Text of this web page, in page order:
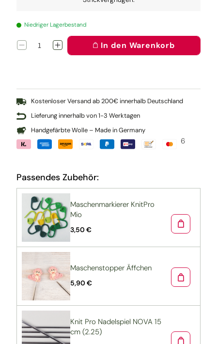
Niedriger Lagerbestand
Verringere
Markise
Erhöhe
Markise
In den Warenkorb
Kostenloser Versand ab 200€ innerhalb Deutschland
Lieferung innerhalb von 1-3 Werktagen
Handgefärbte Wolle – Made in Germany
6
Passendes Zubehör:
Maschenmarkierer KnitPro
Mio
3,50 €
Maschenstopper Äffchen
5,90 €
Knit Pro Nadelspiel NOVA 15
cm (2.25)